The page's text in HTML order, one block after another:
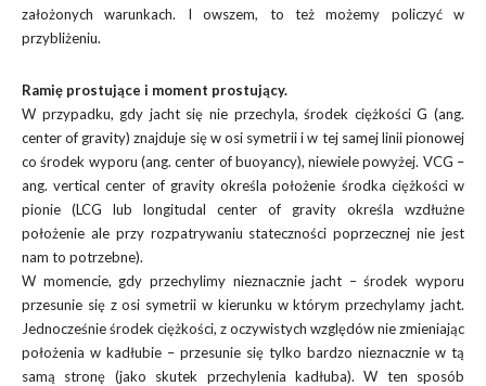
założonych warunkach. I owszem, to też możemy policzyć w
przybliżeniu.
Ramię prostujące i moment prostujący.
W przypadku, gdy jacht się nie przechyla, środek ciężkości G (ang.
center of gravity) znajduje się w osi symetrii i w tej samej linii pionowej
co środek wyporu (ang. center of buoyancy), niewiele powyżej. VCG –
ang. vertical center of gravity określa położenie środka ciężkości w
pionie (LCG lub longitudal center of gravity określa wzdłużne
położenie ale przy rozpatrywaniu stateczności poprzecznej nie jest
nam to potrzebne).
W momencie, gdy przechylimy nieznacznie jacht – środek wyporu
przesunie się z osi symetrii w kierunku w którym przechylamy jacht.
Jednocześnie środek ciężkości, z oczywistych względów nie zmieniając
położenia w kadłubie – przesunie się tylko bardzo nieznacznie w tą
samą stronę (jako skutek przechylenia kadłuba). W ten sposób